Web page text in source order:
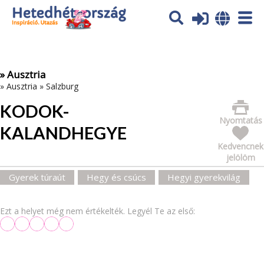
Az oldal sütiket (cookies) használ. További tájékoztatás itt:
Adatvédelmi tájékoztató
» Ausztria
» Ausztria » Salzburg
KODOK-
KALANDHEGYE
Nyomtatás
Kedvencnek
jelölöm
Gyerek túraút Hegy és csúcs Hegyi gyerekvilág
Ezt a helyet még nem értékelték. Legyél Te az első: